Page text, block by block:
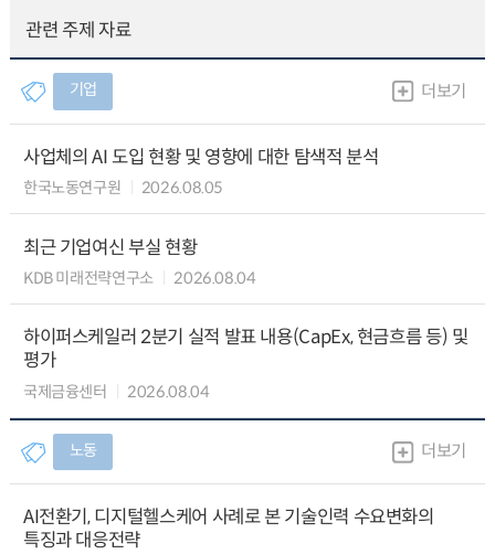
관련 주제 자료
기업 더보기
사업체의 AI 도입 현황 및 영향에 대한 탐색적 분석
한국노동연구원 2026.08.05
최근 기업여신 부실 현황
KDB 미래전략연구소 2026.08.04
하이퍼스케일러 2분기 실적 발표 내용(CapEx, 현금흐름 등) 및
평가
국제금융센터 2026.08.04
노동 더보기
AI전환기, 디지털헬스케어 사례로 본 기술인력 수요변화의
특징과 대응전략